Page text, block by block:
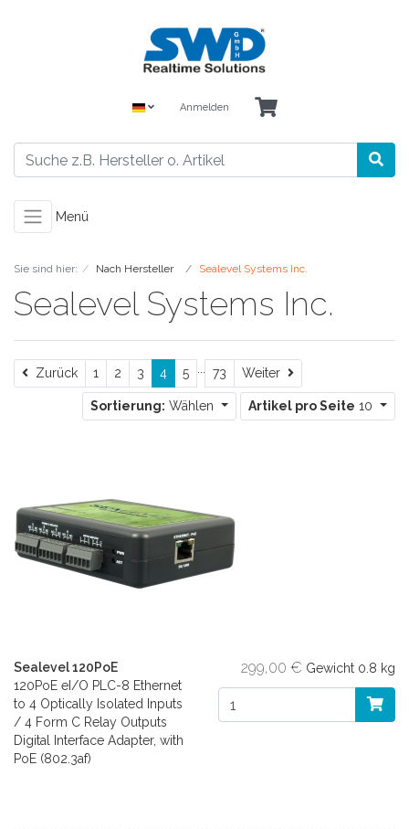
Anmelden
Menü
Sie sind hier: Nach Hersteller Sealevel Systems Inc.
Sealevel Systems Inc.
ZurückZurück
1 2 3 4 5 73 Weiter Weiter
Sortierung: Wählen Artikel pro Seite 10
Sealevel 120PoE
120PoE eI/O PLC-8 Ethernet
to 4 Optically Isolated Inputs
/ 4 Form C Relay Outputs
Digital Interface Adapter, with
PoE (802.3af)
299,00 € Gewicht 0.8 kg